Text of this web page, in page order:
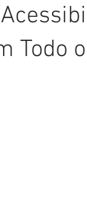
Todo